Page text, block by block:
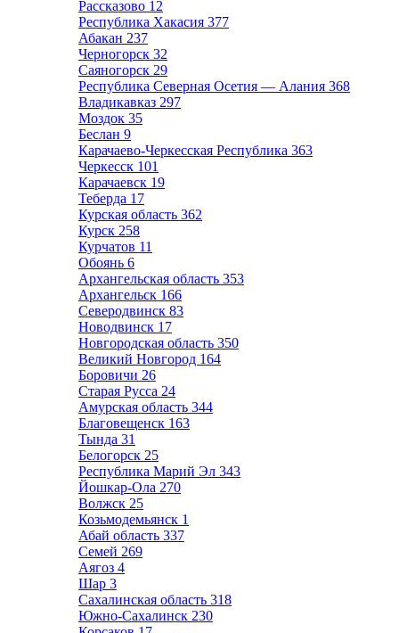
Рассказово 12
Республика Хакасия 377
Абакан 237
Черногорск 32
Саяногорск 29
Республика Северная Осетия — Алания 368
Владикавказ 297
Моздок 35
Беслан 9
Карачаево-Черкесская Республика 363
Черкесск 101
Карачаевск 19
Теберда 17
Курская область 362
Курск 258
Курчатов 11
Обоянь 6
Архангельская область 353
Архангельск 166
Северодвинск 83
Новодвинск 17
Новгородская область 350
Великий Новгород 164
Боровичи 26
Старая Русса 24
Амурская область 344
Благовещенск 163
Тында 31
Белогорск 25
Республика Марий Эл 343
Йошкар-Ола 270
Волжск 25
Козьмодемьянск 1
Абай область 337
Семей 269
Аягоз 4
Шар 3
Сахалинская область 318
Южно-Сахалинск 230